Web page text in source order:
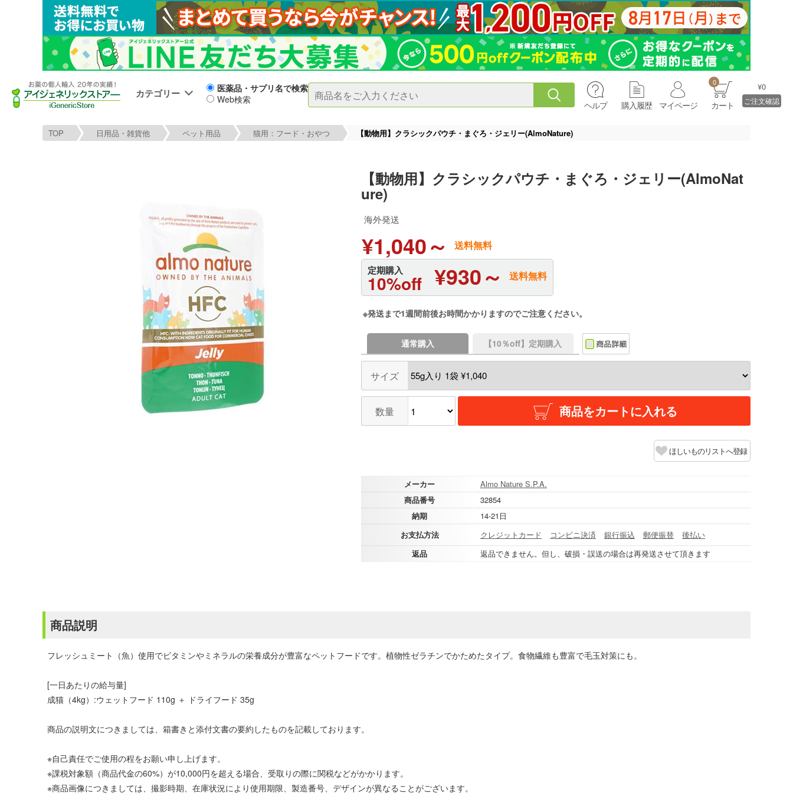
カテゴリー
医薬品・サプリ名で検索
Web検索
ヘルプ 購入履歴 マイページ
0
カート
¥0
ご注文確認
TOP 日用品・雑貨他 ペット用品 猫用：フード・おやつ 【動物用】クラシックパウチ・まぐろ・ジェリー(AlmoNature)
【動物用】クラシックパウチ・まぐろ・ジェリー(AlmoNat
ure)
海外発送
¥1,040～ 送料無料
定期購入
10%off ¥930～ 送料無料
※発送まで1週間前後お時間かかりますのでご注意ください。
通常購入 【10％off】定期購入
サイズ
数量 商品をカートに入れる
ほしいものリストへ登録
メーカー
Almo Nature S.P.A.
商品番号
32854
納期
14-21日
お支払方法
クレジットカード コンビニ決済 銀行振込 郵便振替
後払い
返品
返品できません。但し、破損・誤送の場合は再発送させて頂きます
商品説明
フレッシュミート（魚）使用でビタミンやミネラルの栄養成分が豊富なペットフードです。植物性ゼラチンでかためたタイプ。食物繊維も豊富で毛玉対策にも。
[一日あたりの給与量]
成猫（4kg）:ウェットフード 110g ＋ ドライフード 35g
商品の説明文につきましては、箱書きと添付文書の要約したものを記載しております。
※自己責任でご使用の程をお願い申し上げます。
※課税対象額（商品代金の60%）が10,000円を超える場合、受取りの際に関税などがかかります。
※商品画像につきましては、撮影時期、在庫状況により使用期限、製造番号、デザインが異なることがございます。